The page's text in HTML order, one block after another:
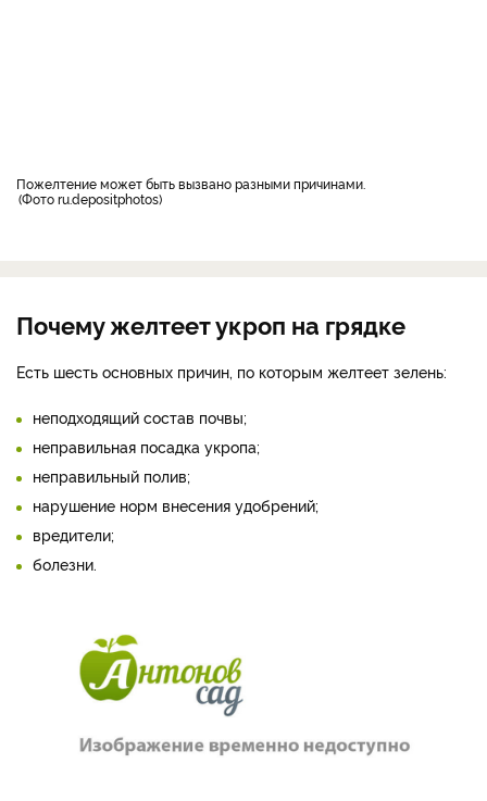
Пожелтение может быть вызвано разными причинами.
Фото ru.depositphotos
Почему желтеет укроп на грядке
Есть шесть основных причин, по которым желтеет зелень:
неподходящий состав почвы;
неправильная посадка укропа;
неправильный полив;
нарушение норм внесения удобрений;
вредители;
болезни.